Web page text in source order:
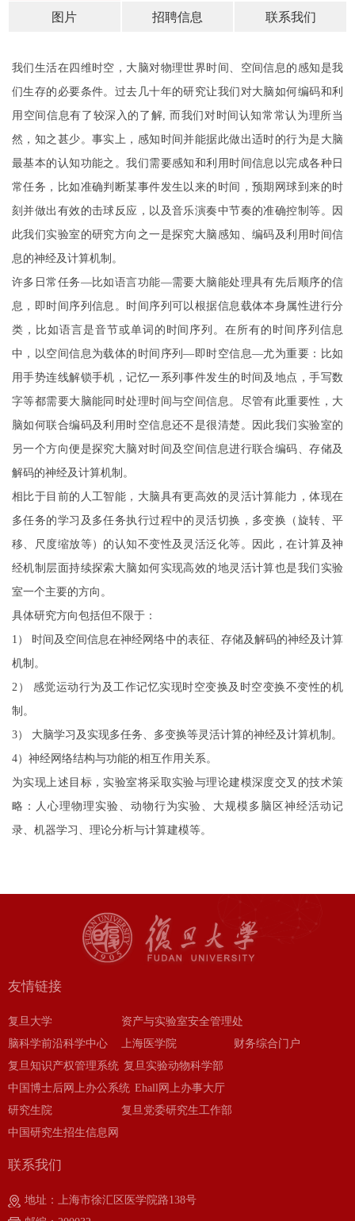
图片 招聘信息 联系我们
我们生活在四维时空，大脑对物理世界时间、空间信息的感知是我
们生存的必要条件。过去几十年的研究让我们对大脑如何编码和利
用空间信息有了较深入的了解, 而我们对时间认知常常认为理所当
然，知之甚少。事实上，感知时间并能据此做出适时的行为是大脑
最基本的认知功能之。我们需要感知和利用时间信息以完成各种日
常任务，比如准确判断某事件发生以来的时间，预期网球到来的时
刻并做出有效的击球反应，以及音乐演奏中节奏的准确控制等。因
此我们实验室的研究方向之一是探究大脑感知、编码及利用时间信
息的神经及计算机制。
许多日常任务—比如语言功能—需要大脑能处理具有先后顺序的信
息，即时间序列信息。时间序列可以根据信息载体本身属性进行分
类，比如语言是音节或单词的时间序列。在所有的时间序列信息
中，以空间信息为载体的时间序列—即时空信息—尤为重要：比如
用手势连线解锁手机，记忆一系列事件发生的时间及地点，手写数
字等都需要大脑能同时处理时间与空间信息。尽管有此重要性，大
脑如何联合编码及利用时空信息还不是很清楚。因此我们实验室的
另一个方向便是探究大脑对时间及空间信息进行联合编码、存储及
解码的神经及计算机制。
相比于目前的人工智能，大脑具有更高效的灵活计算能力，体现在
多任务的学习及多任务执行过程中的灵活切换，多变换（旋转、平
移、尺度缩放等）的认知不变性及灵活泛化等。因此，在计算及神
经机制层面持续探索大脑如何实现高效的地灵活计算也是我们实验
室一个主要的方向。
具体研究方向包括但不限于：
1） 时间及空间信息在神经网络中的表征、存储及解码的神经及计算
机制。
2） 感觉运动行为及工作记忆实现时空变换及时空变换不变性的机
制。
3） 大脑学习及实现多任务、多变换等灵活计算的神经及计算机制。
4）神经网络结构与功能的相互作用关系。
为实现上述目标，实验室将采取实验与理论建模深度交叉的技术策
略：人心理物理实验、动物行为实验、大规模多脑区神经活动记
录、机器学习、理论分析与计算建模等。
友情链接
复旦大学
资产与实验室安全管理处
脑科学前沿科学中心
上海医学院
财务综合门户
复旦知识产权管理系统 复旦实验动物科学部
中国博士后网上办公系统 Ehall网上办事大厅
研究生院
复旦党委研究生工作部
中国研究生招生信息网
联系我们
地址：上海市徐汇区医学院路138号